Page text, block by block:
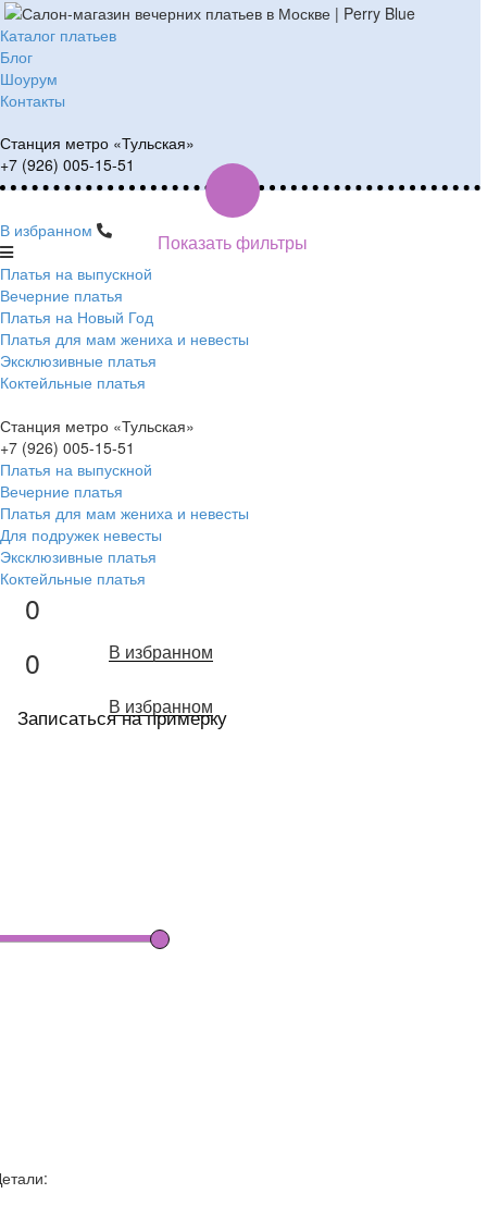
Каталог платьев
Блог
Шоурум
Контакты
Станция метро «Тульская»
+7 (926) 005-15-51
В избранном
Платья на выпускной
Вечерние платья
Платья на Новый Год
Платья для мам жениха и невесты
Эксклюзивные платья
Коктейльные платья
Станция метро «Тульская»
+7 (926) 005-15-51
Платья на выпускной
Вечерние платья
Платья для мам жениха и невесты
Для подружек невесты
Эксклюзивные платья
Коктейльные платья
0
В избранном
0
В избранном
Записаться на примерку
Показать фильтры